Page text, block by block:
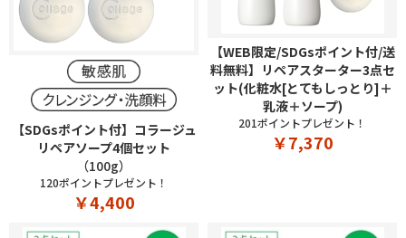
【SDGsポイント付】コラージュ
リペアソープ4個セット
（100g）
120ポイントプレゼント！
￥4,400
【WEB限定/SDGsポイント付/送
料無料】リペアスターター3点セ
ット(化粧水[とてもしっとり]＋
乳液＋ソープ)
201ポイントプレゼント！
￥7,370